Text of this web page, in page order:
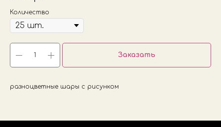
Количество
Заказать
разноцветные шары с рисунком